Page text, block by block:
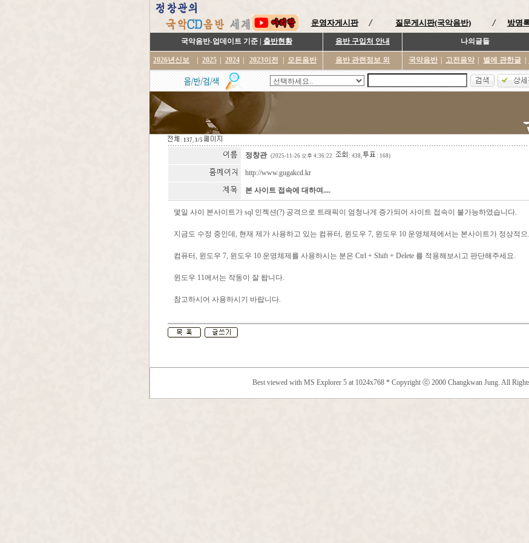
운영자게시판 질문게시판(국악음반) 방명
국악음반-업데이트 기준 | 출반현황 음반 구입처 안내 나의글들
2026년신보 2025 2024 2023이전 모든음반 음반 관련정보 외 국악음반 고전음악 별에 관한글
: 137, 1/5
정창관 (2025-11-26 오후 4:36:22 : 438, : 168)
http://www.gugakcd.kr
본 사이트 접속에 대하여....
몇일 사이 본사이트가 sql 인젝션(?) 공격으로 트래픽이 엄청나게 증가되어 사이트 접속이 불가능하였습니다.
지금도 수정 중인데, 현재 제가 사용하고 있는 컴퓨터, 윈도우 7, 윈도우 10 운영체제에서는 본사이트가 정상적
컴퓨터, 윈도우 7, 윈도우 10 운영체제를 사용하시는 분은 Ctrl + Shift + Delete 를 적용해보시고 판단해주세요.
윈도우 11에서는 작동이 잘 돱니다.
참고하시어 사용하시기 바랍니다.
Best viewed with MS Explorer 5 at 1024x768 * Copyright ⓒ 2000 Changkwan Jung. All